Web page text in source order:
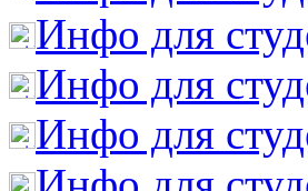
Инфо для
Инфо для
Инфо для